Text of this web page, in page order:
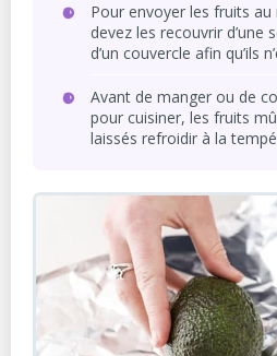
Pour envoyer les fruits
devez les recouvrir d’une
d’un couvercle afin qu’ils
Avant de manger ou de
pour cuisiner, les fruits
laissés refroidir à la